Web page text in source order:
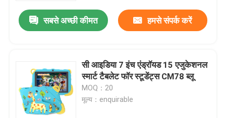
उत्पाद
वीडियो
वीआर दिखाएँ
सबसे अच्छी कीमत हमसे संपर्क करें
सी आइडिया 7 इंच एंड्रॉयड 15 एजुकेशनल
स्मार्ट टैबलेट फॉर स्टूडेंट्स CM78 ब्लू
MOQ：20
मूल्य：enquirable